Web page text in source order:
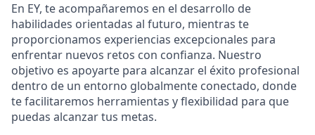
En EY, te acompañaremos en el desarrollo de
habilidades orientadas al futuro, mientras te
proporcionamos experiencias excepcionales para
enfrentar nuevos retos con confianza. Nuestro
objetivo es apoyarte para alcanzar el éxito profesional
dentro de un entorno globalmente conectado, donde
te facilitaremos herramientas y flexibilidad para que
puedas alcanzar tus metas.